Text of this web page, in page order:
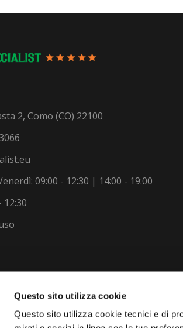
Questo sito utilizza cookie
Questo sito utilizza cookie tecnici e di
2, Como (CO) 22100
09:00 - 12:30 | 14:00 - 19:00
12:30
UNA NUOVA AUTO?